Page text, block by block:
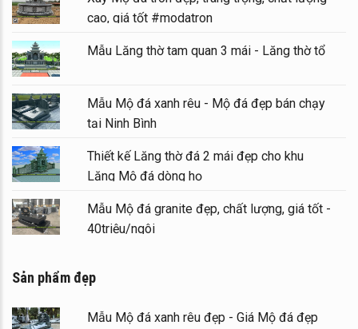
cao, giá tốt #modatron
Mẫu Lăng thờ tam quan 3 mái - Lăng thờ tổ
Mẫu Mộ đá xanh rêu - Mộ đá đẹp bán chạy
tại Ninh Bình
Thiết kế Lăng thờ đá 2 mái đẹp cho khu
Lăng Mộ đá dòng họ
Mẫu Mộ đá granite đẹp, chất lượng, giá tốt -
40triệu/ngôi
Sản phẩm đẹp
Mẫu Mộ đá xanh rêu đẹp - Giá Mộ đá đẹp